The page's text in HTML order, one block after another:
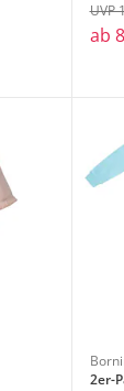
ab
UVP
2er-